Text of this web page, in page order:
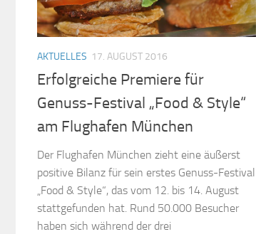
AKTUELLES 17. AUGUST 2016
Erfolgreiche Premiere für
Genuss-Festival „Food & Style“
am Flughafen München
Der Flughafen München zieht eine äußerst
positive Bilanz für sein erstes Genuss-Festival
„Food & Style“, das vom 12. bis 14. August
stattgefunden hat. Rund 50.000 Besucher
haben sich während der drei